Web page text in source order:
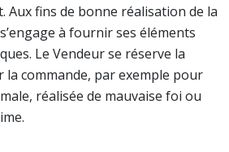
Aux fins de bonne réalisation de la
à fournir ses éléments
Le Vendeur se réserve la
commande, par exemple pour
réalisée de mauvaise foi ou